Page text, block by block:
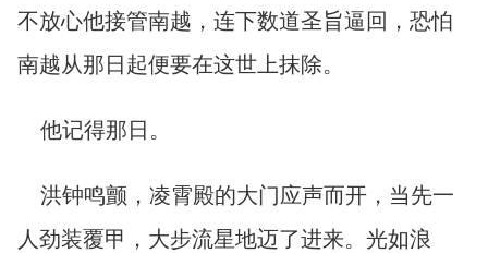
不放心他接管南越，连下数道圣旨逼回，恐怕
南越从那日起便要在这世上抹除。
他记得那日。
洪钟鸣颤，凌霄殿的大门应声而开，当先一
人劲装覆甲，大步流星地迈了进来。光如浪